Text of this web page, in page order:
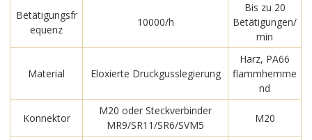
Betätigungsfr
equenz
10000/h
Bis zu 20
Betätigungen/
min
Material Eloxierte Druckgusslegierung
Harz, PA66
flammhemme
nd
Konnektor
M20 oder Steckverbinder
MR9/SR11/SR6/SVM5
M20